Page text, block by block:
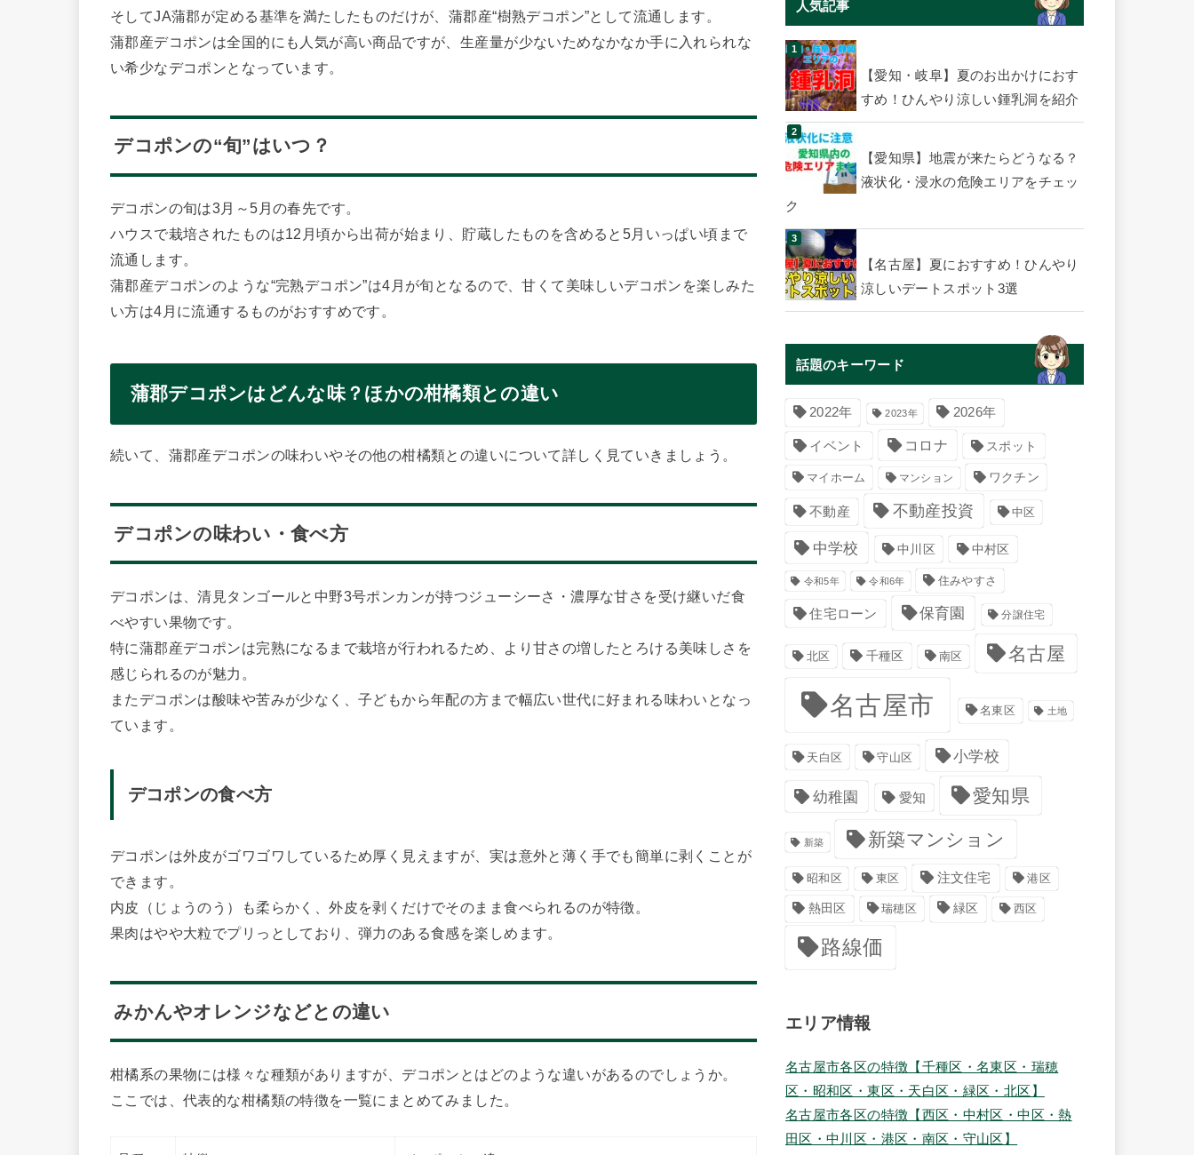
そしてJA蒲郡が定める基準を満たしたものだけが、蒲郡産“樹熟デコポン”として流通します。
蒲郡産デコポンは全国的にも人気が高い商品ですが、生産量が少ないためなかなか手に入れられな
い希少なデコポンとなっています。
デコポンの“旬”はいつ？
デコポンの旬は3月～5月の春先です。
ハウスで栽培されたものは12月頃から出荷が始まり、貯蔵したものを含めると5月いっぱい頃まで
流通します。
蒲郡産デコポンのような“完熟デコポン”は4月が旬となるので、甘くて美味しいデコポンを楽しみた
い方は4月に流通するものがおすすめです。
蒲郡デコポンはどんな味？ほかの柑橘類との違い
続いて、蒲郡産デコポンの味わいやその他の柑橘類との違いについて詳しく見ていきましょう。
デコポンの味わい・食べ方
デコポンは、清見タンゴールと中野3号ポンカンが持つジューシーさ・濃厚な甘さを受け継いだ食
べやすい果物です。
特に蒲郡産デコポンは完熟になるまで栽培が行われるため、より甘さの増したとろける美味しさを
感じられるのが魅力。
またデコポンは酸味や苦みが少なく、子どもから年配の方まで幅広い世代に好まれる味わいとなっ
ています。
デコポンの食べ方
デコポンは外皮がゴワゴワしているため厚く見えますが、実は意外と薄く手でも簡単に剥くことが
できます。
内皮（じょうのう）も柔らかく、外皮を剥くだけでそのまま食べられるのが特徴。
果肉はやや大粒でプリっとしており、弾力のある食感を楽しめます。
みかんやオレンジなどとの違い
柑橘系の果物には様々な種類がありますが、デコポンとはどのような違いがあるのでしょうか。
ここでは、代表的な柑橘類の特徴を一覧にまとめてみました。
人気記事
【愛知・岐阜】夏のお出かけにおす
すめ！ひんやり涼しい鍾乳洞を紹介
【愛知県】地震が来たらどうなる？
液状化・浸水の危険エリアをチェッ
ク
【名古屋】夏におすすめ！ひんやり
涼しいデートスポット3選
話題のキーワード
2022年 2023年 2026年
イベント コロナ スポット
マイホーム マンション ワクチン
不動産 不動産投資 中区
中学校 中川区 中村区
令和5年 令和6年 住みやすさ
住宅ローン 保育園 分譲住宅
北区 千種区 南区 名古屋
名古屋市 名東区 土地
天白区 守山区 小学校
幼稚園 愛知 愛知県
新築 新築マンション
昭和区 東区 注文住宅 港区
熱田区 瑞穂区 緑区 西区
路線価
エリア情報
名古屋市各区の特徴【千種区・名東区・瑞穂
区・昭和区・東区・天白区・緑区・北区】
名古屋市各区の特徴【西区・中村区・中区・熱
田区・中川区・港区・南区・守山区】